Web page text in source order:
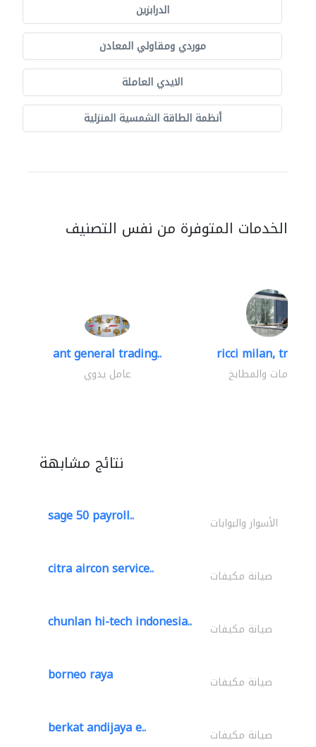
الدرابزين
موردي ومقاولي المعادن
الايدي العاملة
أنظمة الطاقة الشمسية المنزلية
الخدمات المتوفرة من نفس التصنيف
ant general trading..
عامل يدوي
ricci milan,
الحمامات والمطابخ
نتائج مشابهة
sage 50 payroll.. الأسوار والبوابات
citra aircon service.. صيانة مكيفات
chunlan hi-tech indonesia.. صيانة مكيفات
borneo raya صيانة مكيفات
berkat andijaya e.. صيانة مكيفات